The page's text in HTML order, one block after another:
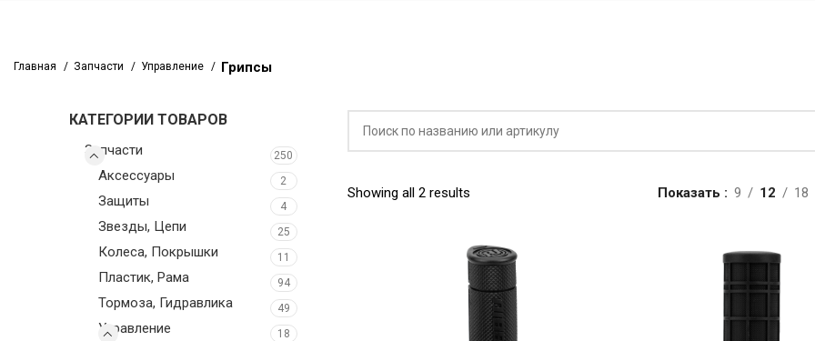
Главная Запчасти Управление Грипсы
КАТЕГОРИИ ТОВАРОВ
Запчасти 250
Аксессуары 2
Защиты 4
Звезды, Цепи 25
Колеса, Покрышки 11
Пластик, Рама 94
Тормоза, Гидравлика 49
Управление 18
Showing all 2 results Показать 9 12 18